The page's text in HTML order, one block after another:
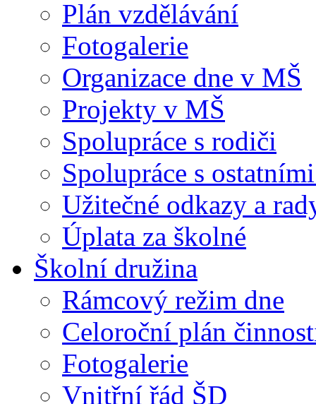
Plán vzdělávání
Fotogalerie
Organizace dne v MŠ
Projekty v MŠ
Spolupráce s rodiči
Spolupráce s
Užitečné odkazy a
Úplata za školné
Školní družina
Rámcový režim dne
Celoroční plán
Fotogalerie
Vnitřní řád ŠD